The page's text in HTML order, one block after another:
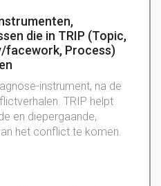
die in TRIP (Topic,
facework, Process)
instrument, na de
TRIP helpt
en diepergaande,
het conflict te komen.